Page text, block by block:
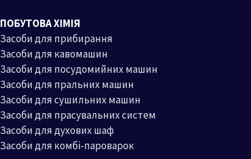
ПОБУТОВА ХІМІЯ
Засоби для прибирання
Засоби для кавомашин
Засоби для посудомийних машин
Засоби для пральних машин
Засоби для сушильних машин
Засоби для прасувальних систем
Засоби для духових шаф
Засоби для комбі-пароварок